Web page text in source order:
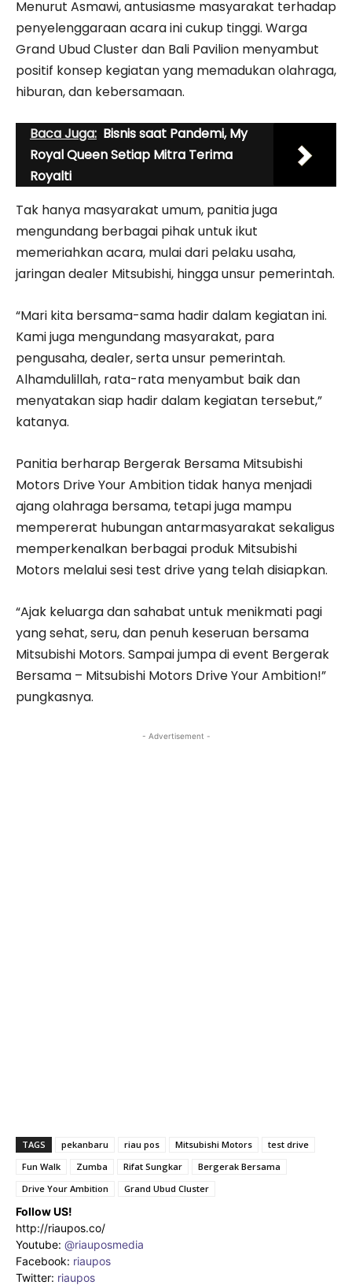
Menurut Asmawi, antusiasme masyarakat terhadap
penyelenggaraan acara ini cukup tinggi. Warga
Grand Ubud Cluster dan Bali Pavilion menyambut
positif konsep kegiatan yang memadukan olahraga,
hiburan, dan kebersamaan.
Baca Juga: Bisnis saat Pandemi, My
Royal Queen Setiap Mitra Terima
Royalti
Tak hanya masyarakat umum, panitia juga
mengundang berbagai pihak untuk ikut
memeriahkan acara, mulai dari pelaku usaha,
jaringan dealer Mitsubishi, hingga unsur pemerintah.
“Mari kita bersama-sama hadir dalam kegiatan ini.
Kami juga mengundang masyarakat, para
pengusaha, dealer, serta unsur pemerintah.
Alhamdulillah, rata-rata menyambut baik dan
menyatakan siap hadir dalam kegiatan tersebut,”
katanya.
Panitia berharap Bergerak Bersama Mitsubishi
Motors Drive Your Ambition tidak hanya menjadi
ajang olahraga bersama, tetapi juga mampu
mempererat hubungan antarmasyarakat sekaligus
memperkenalkan berbagai produk Mitsubishi
Motors melalui sesi test drive yang telah disiapkan.
“Ajak keluarga dan sahabat untuk menikmati pagi
yang sehat, seru, dan penuh keseruan bersama
Mitsubishi Motors. Sampai jumpa di event Bergerak
Bersama – Mitsubishi Motors Drive Your Ambition!”
pungkasnya.
- Advertisement -
TAGS pekanbaru riau pos Mitsubishi Motors
test drive
Fun Walk
Zumba Rifat Sungkar
Bergerak Bersama
Drive Your Ambition
Grand Ubud Cluster
Follow US!
http://riaupos.co/
Youtube: @riauposmedia
Facebook: riaupos
Twitter: riaupos